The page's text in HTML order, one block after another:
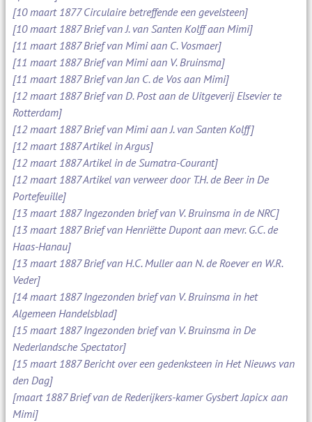
[10 maart 1877 Circulaire betreffende een gevelsteen]
[10 maart 1887 Brief van J. van Santen Kolff aan Mimi]
[11 maart 1887 Brief van Mimi aan C. Vosmaer]
[11 maart 1887 Brief van Mimi aan V. Bruinsma]
[11 maart 1887 Brief van Jan C. de Vos aan Mimi]
[12 maart 1887 Brief van D. Post aan de Uitgeverij Elsevier te
Rotterdam]
[12 maart 1887 Brief van Mimi aan J. van Santen Kolff]
[12 maart 1887 Artikel in Argus]
[12 maart 1887 Artikel in de Sumatra-Courant]
[12 maart 1887 Artikel van verweer door T.H. de Beer in De
Portefeuille]
[13 maart 1887 Ingezonden brief van V. Bruinsma in de NRC]
[13 maart 1887 Brief van Henriëtte Dupont aan mevr. G.C. de
Haas-Hanau]
[13 maart 1887 Brief van H.C. Muller aan N. de Roever en W.R.
Veder]
[14 maart 1887 Ingezonden brief van V. Bruinsma in het
Algemeen Handelsblad]
[15 maart 1887 Ingezonden brief van V. Bruinsma in De
Nederlandsche Spectator]
[15 maart 1887 Bericht over een gedenksteen in Het Nieuws van
den Dag]
[maart 1887 Brief van de Rederijkers-kamer Gysbert Japicx aan
Mimi]